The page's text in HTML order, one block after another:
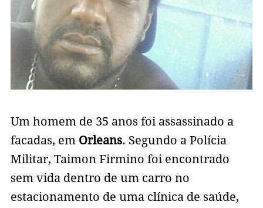
Um homem de 35 anos foi assassinado a
facadas, emOrleans. Segundo a Polícia
Militar, Taimon Firmino foi encontrado
sem vida dentro de um carro no
estacionamento de uma clínica de saúde,